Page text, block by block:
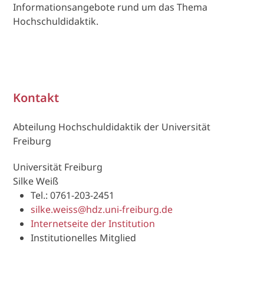
Informationsangebote rund um das Thema
Hochschuldidaktik.
Kontakt
Abteilung Hochschuldidaktik der Universität
Freiburg
Universität Freiburg
Silke Weiß
Tel.: 0761-203-2451
silke.weiss@hdz.uni-freiburg.de
Internetseite der Institution
Institutionelles Mitglied